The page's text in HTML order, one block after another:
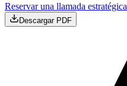
Reservar una llamada estratégica
Descargar PDF